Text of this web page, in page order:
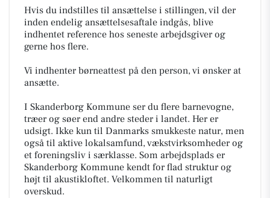
Hvis du indstilles til ansættelse i stillingen, vil der
inden endelig ansættelsesaftale indgås, blive
indhentet reference hos seneste arbejdsgiver og
gerne hos flere.
Vi indhenter børneattest på den person, vi ønsker at
ansætte.
I Skanderborg Kommune ser du flere barnevogne,
træer og søer end andre steder i landet. Her er
udsigt. Ikke kun til Danmarks smukkeste natur, men
også til aktive lokalsamfund, vækstvirksomheder og
et foreningsliv i særklasse. Som arbejdsplads er
Skanderborg Kommune kendt for flad struktur og
højt til akustikloftet. Velkommen til naturligt
overskud.